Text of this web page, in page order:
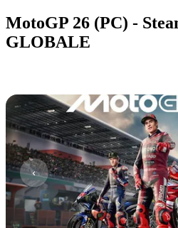
MotoGP 26 (PC) -
GLOBALE